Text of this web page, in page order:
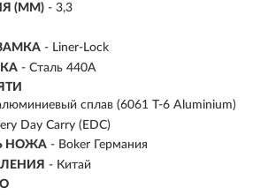
(ММ) - 3,3
- Liner-Lock
- Сталь 440А
сплав (6061 T-6 Aluminium)
Day Carry (EDC)
НОЖА - Boker Германия
- Китай